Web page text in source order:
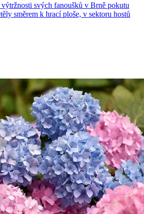
výtržnosti svých fanoušků v Brně pokutu
směrem k hrací ploše, v sektoru hostů